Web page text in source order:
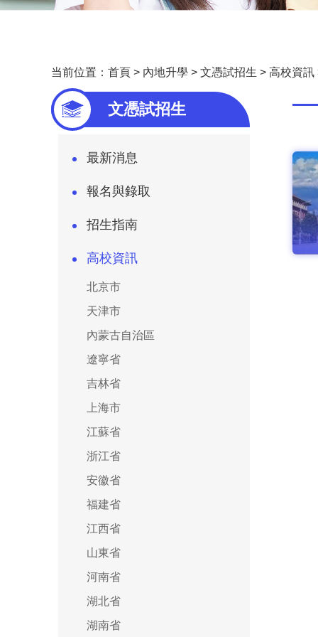
当前位置： 首頁 > 內地升學 > 文憑試招生 > 高校資訊
文憑試招生
最新消息
報名與錄取
招生指南
高校資訊
北京市
天津市
內蒙古自治區
遼寧省
吉林省
上海市
江蘇省
浙江省
安徽省
福建省
江西省
山東省
河南省
湖北省
湖南省